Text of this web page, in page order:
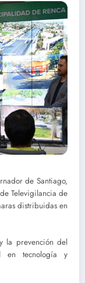
de Santiago,
Televigilancia de
distribuidas en
la prevención del
en tecnología y